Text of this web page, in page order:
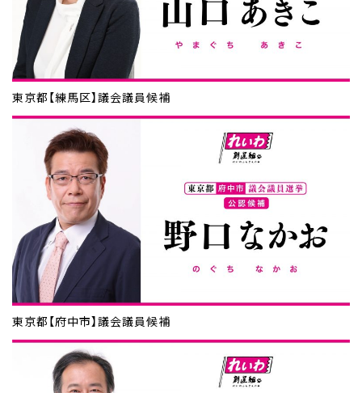
東京都【練馬区】議会議員候補
東京都【府中市】議会議員候補